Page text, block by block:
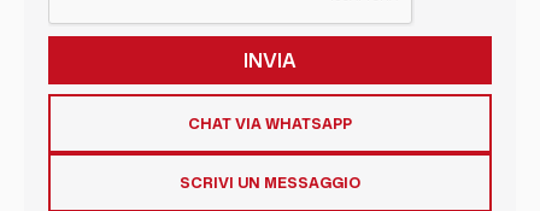
CHAT VIA WHATSAPP
SCRIVI UN MESSAGGIO